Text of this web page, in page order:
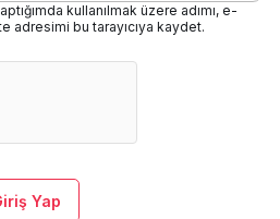
kullanılmak üzere adımı, e-
adresimi bu tarayıcıya kaydet.
Yap